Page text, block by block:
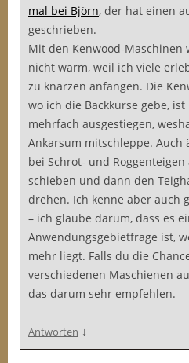
mal bei Björn, der hat einen
geschrieben.
Mit den Kenwood-Maschinen
nicht warm, weil ich viele
zu knarzen anfangen. Die
wo ich die Backkurse gebe,
mehrfach ausgestiegen,
Ankarsum mitschleppe. Auch
bei Schrot- und
schieben und dann den
drehen. Ich kenne aber auch
– ich glaube darum, dass es
Anwendungsgebietfrage ist,
mehr liegt. Falls du die
verschiedenen Maschienen
das darum sehr empfehlen.
Antworten ↓